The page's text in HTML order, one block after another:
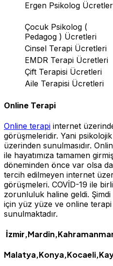
Ergen Psikolog
Çocuk Psikolog (
Pedagog ) Ücretleri
Cinsel Terapi Ücretleri
EMDR Terapi Ücretleri
Çift Terapisi Ücretleri
Aile Terapisi Ücretleri
Online Terapi
Online terapi internet
görüşmeleridir. Yani
üzerinden sunulmasıdır.
ile hayatımıza tamamen
döneminden önce var olsa
tercih edilmeyen internet
görüşmeleri. COVİD-19 ile
zorunluluk haline geldi.
için yüz yüze ve online
İzmir